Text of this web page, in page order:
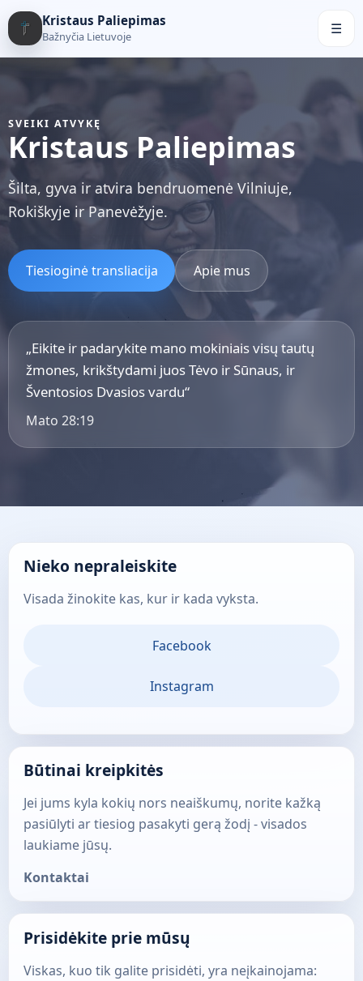
Kristaus Paliepimas
Bažnyčia Lietuvoje ☰
SVEIKI ATVYKĘ
Kristaus Paliepimas
Šilta, gyva ir atvira bendruomenė Vilniuje,
Rokiškyje ir Panevėžyje.
Tiesioginė transliacija Apie mus
„Eikite ir padarykite mano mokiniais visų tautų
žmones, krikštydami juos Tėvo ir Sūnaus, ir
Šventosios Dvasios vardu“
Mato 28:19
Nieko nepraleiskite
Visada žinokite kas, kur ir kada vyksta.
Facebook
Instagram
Būtinai kreipkitės
Jei jums kyla kokių nors neaiškumų, norite kažką
pasiūlyti ar tiesiog pasakyti gerą žodį - visados
laukiame jūsų.
Kontaktai
Prisidėkite prie mūsų
Viskas, kuo tik galite prisidėti, yra neįkainojama: